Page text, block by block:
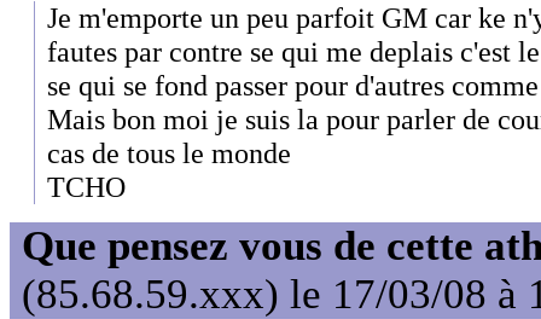
Je m'emporte un peu parfoit GM car ke
fautes par contre se qui me deplais c'est
se qui se fond passer pour d'autres
Mais bon moi je suis la pour parler de
cas de tous le monde
TCHO
Que pensez vous de cette
(85.68.59.xxx) le 17/03/08 à